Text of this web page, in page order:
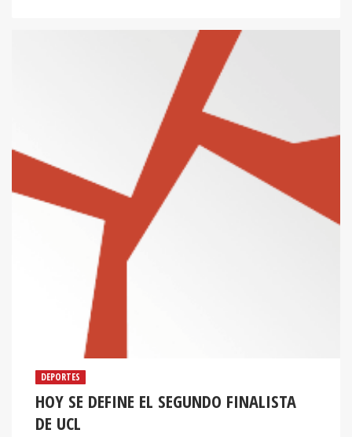
DEPORTES
HOY SE DEFINE EL SEGUNDO FINALISTA
DE UCL